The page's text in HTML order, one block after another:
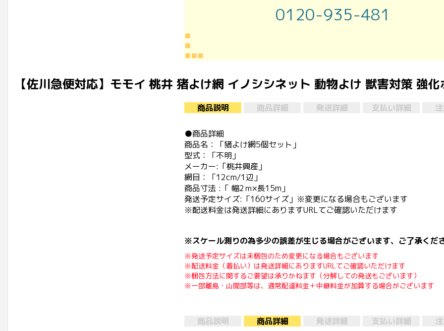
0120-935-481
■
■
■■■
【佐川急便対応】モモイ 桃井 猪よけ網 イノシシネット 動物よけ 獣害対策 強
商品説明 商品詳細 発送詳細 支払い詳細
●商品詳細
商品名：「猪よけ網5個セット」
型式：「不明」
メーカー:「桃井興産」
網目：「12cm/1辺」
商品寸法 :「 幅2ｍ×長15m」
発送予定サイズ:「160サイズ」※変更になる場合もございます
※配送料金は発送詳細にありますURLてご確認いただけます
※スケール測りの為多少の誤差が生じる場合がございます、ご了承くだ
※発送予定サイズは未梱包のため変更になる場合もございます
※配送料金（着払い）は発送詳細にありますURLてご確認いただけます
※梱包方法に関するご要望は承りかねます（分解しての発送もございます）
※一部離島・山間部等は、通常配達料金＋中継料金が加算する場合がございます
商品説明 商品詳細 発送詳細 支払い詳細